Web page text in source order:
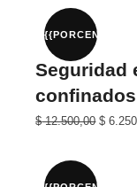
era:
$ 30.000,00.$
Seguridad
confinados
El
era:
$ 25.000,00.
$12.500,00El
$
$